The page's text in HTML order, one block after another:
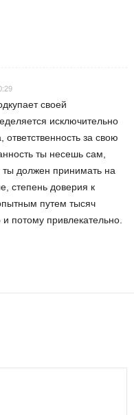
своей
исключительно
за свою
ты несешь сам,
ты должен принимать на
степень доверия к
путем тысяч
потому привлекательно.